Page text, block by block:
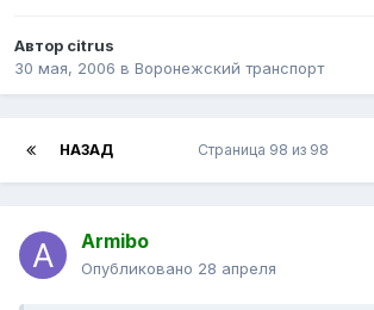
Автор citrus
30 мая, 2006 в Воронежский транспорт
НАЗАД Страница 98 из 98
Armibo
Опубликовано 28 апреля